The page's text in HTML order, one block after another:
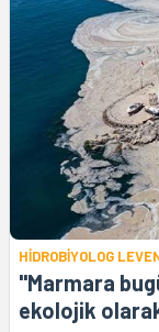
HİDROBİYOLOG
"Marmara
ekolojik